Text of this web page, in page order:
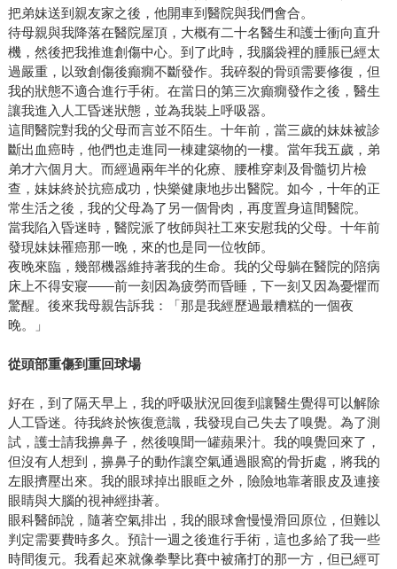
把弟妹送到親友家之後，他開車到醫院與我們會合。
待母親與我降落在醫院屋頂，大概有二十名醫生和護士衝向直升
機，然後把我推進創傷中心。到了此時，我腦袋裡的腫脹已經太
過嚴重，以致創傷後癲癇不斷發作。我碎裂的骨頭需要修復，但
我的狀態不適合進行手術。在當日的第三次癲癇發作之後，醫生
讓我進入人工昏迷狀態，並為我裝上呼吸器。
這間醫院對我的父母而言並不陌生。十年前，當三歲的妹妹被診
斷出血癌時，他們也走進同一棟建築物的一樓。當年我五歲，弟
弟才六個月大。而經過兩年半的化療、腰椎穿刺及骨髓切片檢
查，妹妹終於抗癌成功，快樂健康地步出醫院。如今，十年的正
常生活之後，我的父母為了另一個骨肉，再度置身這間醫院。
當我陷入昏迷時，醫院派了牧師與社工來安慰我的父母。十年前
發現妹妹罹癌那一晚，來的也是同一位牧師。
夜晚來臨，幾部機器維持著我的生命。我的父母躺在醫院的陪病
床上不得安寢——前一刻因為疲勞而昏睡，下一刻又因為憂懼而
驚醒。後來我母親告訴我：「那是我經歷過最糟糕的一個夜
晚。」
從頭部重傷到重回球場
好在，到了隔天早上，我的呼吸狀況回復到讓醫生覺得可以解除
人工昏迷。待我終於恢復意識，我發現自己失去了嗅覺。為了測
試，護士請我擤鼻子，然後嗅聞一罐蘋果汁。我的嗅覺回來了，
但沒有人想到，擤鼻子的動作讓空氣通過眼窩的骨折處，將我的
左眼擠壓出來。我的眼球掉出眼眶之外，險險地靠著眼皮及連接
眼睛與大腦的視神經掛著。
眼科醫師說，隨著空氣排出，我的眼球會慢慢滑回原位，但難以
判定需要費時多久。預計一週之後進行手術，這也多給了我一些
時間復元。我看起來就像拳擊比賽中被痛打的那一方，但已經可